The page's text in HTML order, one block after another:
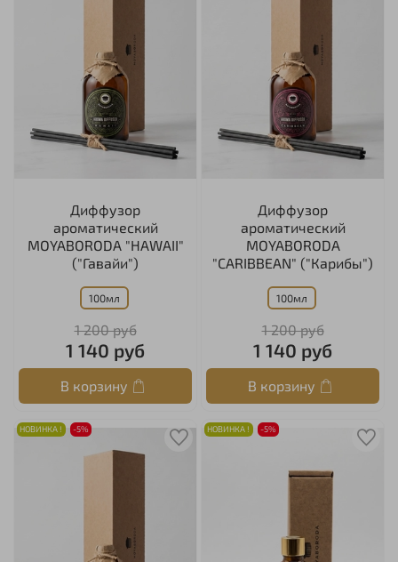
Диффузор
ароматический
MOYABORODA "HAWAII"
("Гавайи")
100мл
1 200 руб
1 140 руб
В корзину
Диффузор
ароматический
MOYABORODA
"CARIBBEAN" ("Карибы")
100мл
1 200 руб
1 140 руб
В корзину
НОВИНКА ! -5% НОВИНКА ! -5%